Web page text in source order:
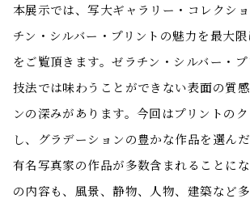
本展示では、写大ギャラリー・コレクシ
チン・シルバー・プリントの魅力を最大
をご覧頂きます。ゼラチン・シルバー・
技法では味わうことができない表面の質
ンの深みがあります。今回はプリントの
し、グラデーションの豊かな作品を選ん
有名写真家の作品が多数含まれることに
の内容も、風景、静物、人物、建築など多